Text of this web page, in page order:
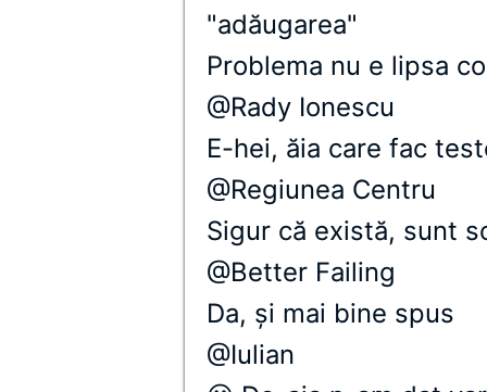
"adăugarea"
Problema nu e lipsa
@Rady Ionescu
E-hei, ăia care fac
@Regiunea Centru
Sigur că există, sunt
@Better Failing
Da, şi mai bine spus
@Iulian